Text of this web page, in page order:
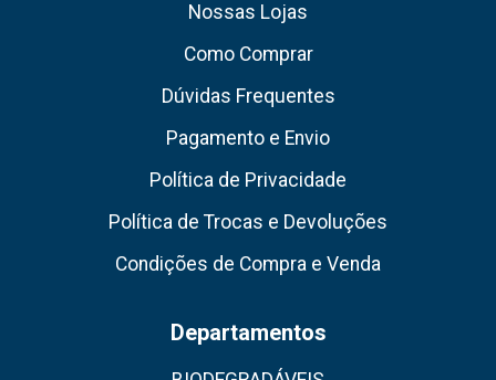
Nossas Lojas
Como Comprar
Dúvidas Frequentes
Pagamento e Envio
Política de Privacidade
Política de Trocas e Devoluções
Condições de Compra e Venda
Departamentos